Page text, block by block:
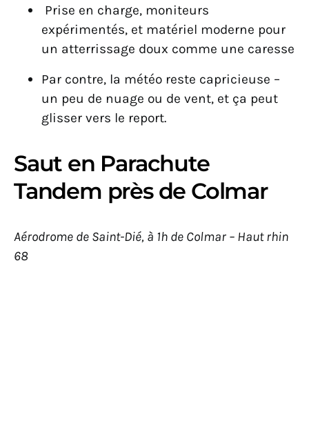
Prise en charge, moniteurs
expérimentés, et matériel moderne pour
un atterrissage doux comme une caresse
Par contre, la météo reste capricieuse –
un peu de nuage ou de vent, et ça peut
glisser vers le report.
Saut en Parachute
Tandem près de Colmar
Aérodrome de Saint-Dié, à 1h de Colmar – Haut rhin
68